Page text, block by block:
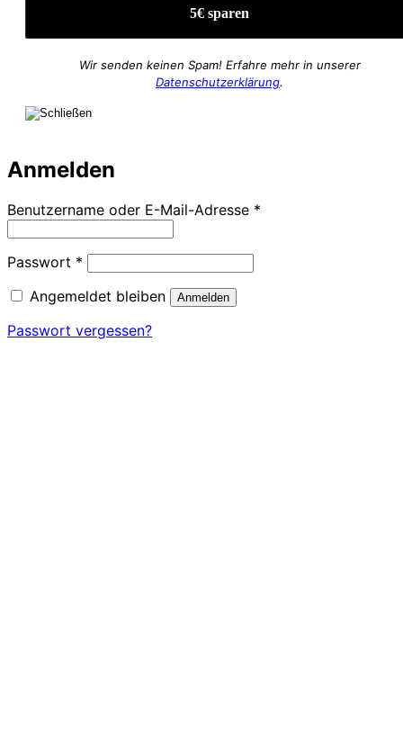
Wir senden keinen Spam! Erfahre mehr in unserer
Datenschutzerklärung.
Anmelden
Benutzername oder E-Mail-Adresse *
Passwort * Erforderlich
Angemeldet bleiben
Anmelden
Passwort vergessen?